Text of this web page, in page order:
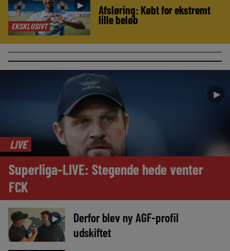
EKSKLUSIVT
► Afsløring: Købt for ekstremt
lille beløb
►
LIVE
Superliga-LIVE: Stegende hede venter
FCK
►
Derfor blev ny AGF-profil
udskiftet